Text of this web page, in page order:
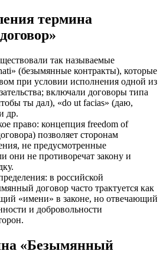
термина
так называемые
(безымянные контракты), которые
при условии исполнения одной из
включали договоры типа
ты дал), «do ut facias» (даю,
др.
право: концепция freedom of
позволяет сторонам
не предусмотренные
они не противоречат закону и
в российской
договор часто трактуется как
«имени» в законе, но отвечающий
и добровольности
«Безымянный